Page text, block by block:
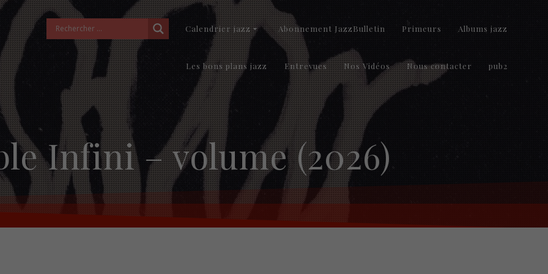
Calendrier jazz Abonnement JazzBulletin Primeurs Albums jazz
Les bons plans jazz Entrevues Nos Vidéos Nous contacter pub2
Infini – volume (2026)